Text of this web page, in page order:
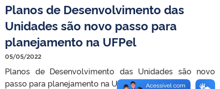
Planos de Desenvolvimento das
Unidades são novo passo para
planejamento na UFPel
05/05/2022
Planos de Desenvolvimento das Unidades são novo
passo para planejamento na UFPel